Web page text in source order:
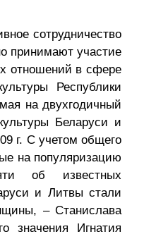
сотрудничество
принимают участие
отношений в сфере
Республики
на двухгодичный
Беларуси и
г. С учетом общего
на популяризацию
об известных
и Литвы стали
– Станислава
значения Игнатия